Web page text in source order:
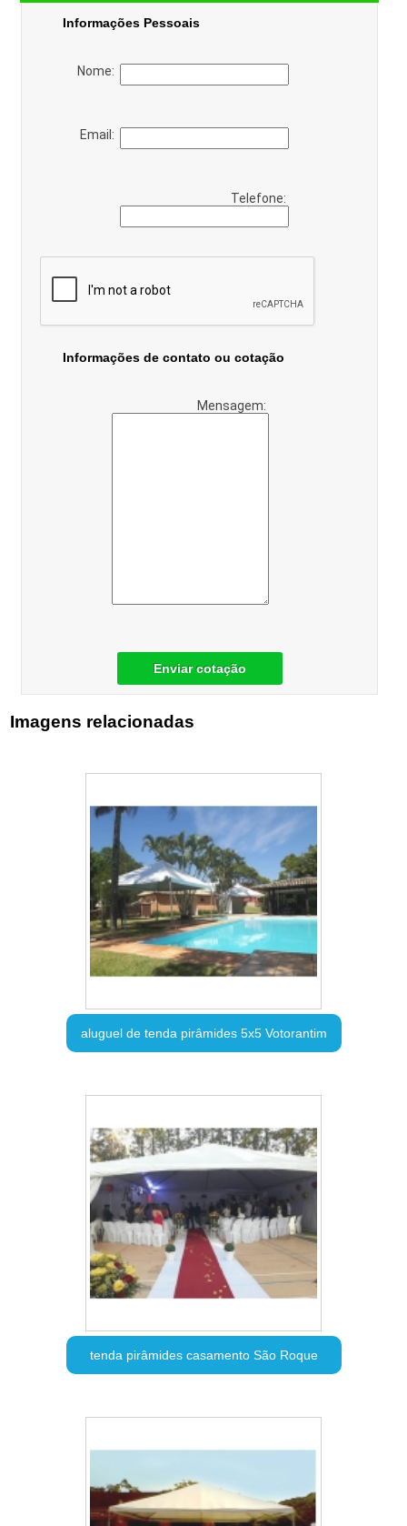
Informações Pessoais
Nome:
Email:
Telefone:
Informações de contato ou cotação
Mensagem:
Enviar cotação
Imagens relacionadas
aluguel de tenda pirâmides 5x5 Votorantim
tenda pirâmides casamento São Roque